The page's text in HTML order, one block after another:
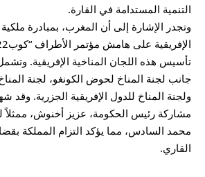
التنمية المستدامة في القارة.
وتجدر الإشارة إلى أن المغرب، بمبادرة
تأسيس هذه اللجان المناخية الإفريقية.
جانب لجنة المناخ لحوض الكونغو، لجنة
ولجنة المناخ للدول الإفريقية الجزرية. وقد
مشاركة رئيس الحكومة، عزيز أخنوش، ممثلاً
محمد السادس، مما يؤكد التزام المملكة
القاري.